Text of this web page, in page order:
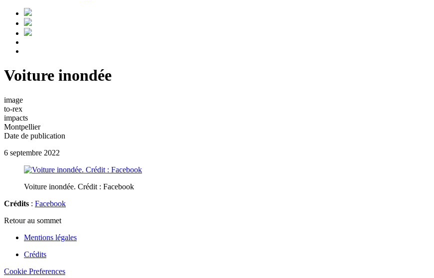
Voiture inondée
image
to-rex
impacts
Montpellier
Date de publication
6 septembre 2022
Voiture inondée. Crédit : Facebook
Crédits : Facebook
Retour au sommet
Mentions légales
Crédits
Cookie Preferences